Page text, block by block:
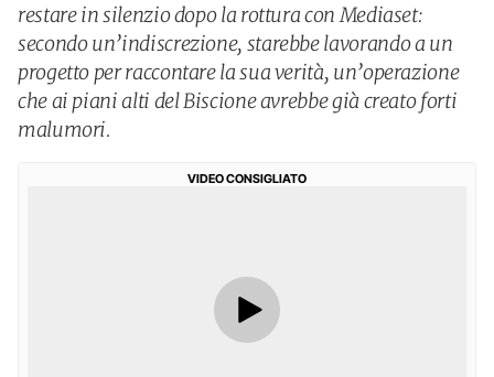
restare in silenzio dopo la rottura con Mediaset:
secondo un’indiscrezione, starebbe lavorando a un
progetto per raccontare la sua verità, un’operazione
che ai piani alti del Biscione avrebbe già creato forti
malumori.
VIDEO CONSIGLIATO